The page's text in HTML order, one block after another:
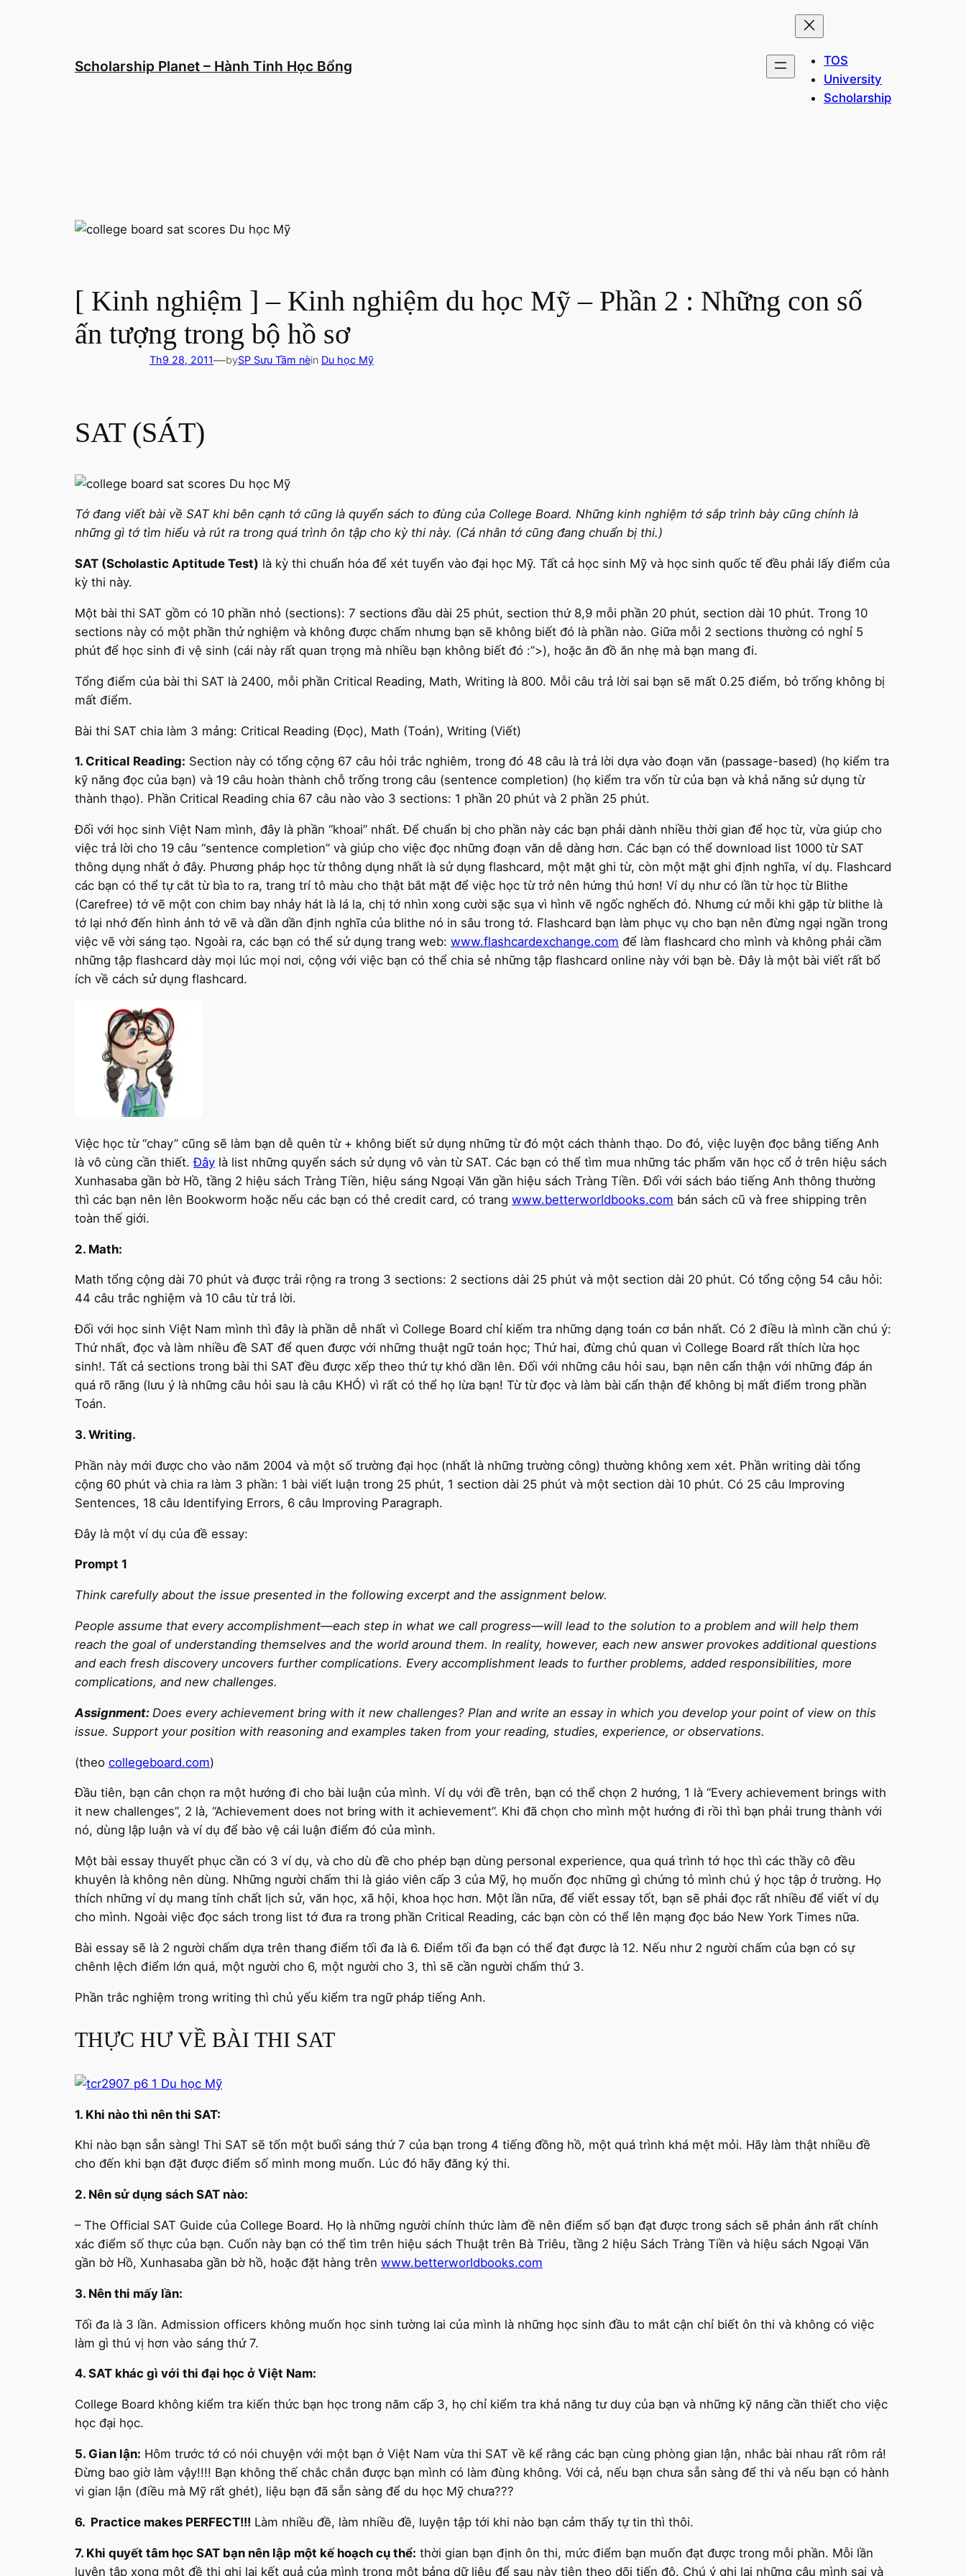
Scholarship Planet – Hành Tinh Học Bổng
TOS
University
Scholarship
[ Kinh nghiệm ] – Kinh nghiệm du học Mỹ – Phần 2 : Những con số
ấn tượng trong bộ hồ sơ
Th9 28, 2011—bySP Sưu Tầm nèin Du học Mỹ
SAT (SÁT)
Tớ đang viết bài về SAT khi bên cạnh tớ cũng là quyển sách to đùng của College Board. Những kinh nghiệm tớ sắp trình bày cũng chính là
những gì tớ tìm hiểu và rút ra trong quá trình ôn tập cho kỳ thi này. (Cá nhân tớ cũng đang chuẩn bị thi.)
SAT (Scholastic Aptitude Test) là kỳ thi chuẩn hóa để xét tuyển vào đại học Mỹ. Tất cả học sinh Mỹ và học sinh quốc tế đều phải lấy điểm của
kỳ thi này.
Một bài thi SAT gồm có 10 phần nhỏ (sections): 7 sections đầu dài 25 phút, section thứ 8,9 mỗi phần 20 phút, section dài 10 phút. Trong 10
sections này có một phần thử nghiệm và không được chấm nhưng bạn sẽ không biết đó là phần nào. Giữa mỗi 2 sections thường có nghỉ 5
phút để học sinh đi vệ sinh (cái này rất quan trọng mà nhiều bạn không biết đó :”>), hoặc ăn đồ ăn nhẹ mà bạn mang đi.
Tổng điểm của bài thi SAT là 2400, mỗi phần Critical Reading, Math, Writing là 800. Mỗi câu trả lời sai bạn sẽ mất 0.25 điểm, bỏ trống không bị
mất điểm.
Bài thi SAT chia làm 3 mảng: Critical Reading (Đọc), Math (Toán), Writing (Viết)
1. Critical Reading: Section này có tổng cộng 67 câu hỏi trắc nghiêm, trong đó 48 câu là trả lời dựa vào đoạn văn (passage-based) (họ kiểm tra
kỹ năng đọc của bạn) và 19 câu hoàn thành chỗ trống trong câu (sentence completion) (họ kiểm tra vốn từ của bạn và khả năng sử dụng từ
thành thạo). Phần Critical Reading chia 67 câu nào vào 3 sections: 1 phần 20 phút và 2 phần 25 phút.
Đối với học sinh Việt Nam mình, đây là phần “khoai” nhất. Để chuẩn bị cho phần này các bạn phải dành nhiều thời gian để học từ, vừa giúp cho
việc trả lời cho 19 câu “sentence completion” và giúp cho việc đọc những đoạn văn dễ dàng hơn. Các bạn có thể download list 1000 từ SAT
thông dụng nhất ở đây. Phương pháp học từ thông dụng nhất là sử dụng flashcard, một mặt ghi từ, còn một mặt ghi định nghĩa, ví dụ. Flashcard
các bạn có thể tự cắt từ bìa to ra, trang trí tô màu cho thật bắt mặt để việc học từ trở nên hứng thú hơn! Ví dụ như có lần từ học từ Blithe
(Carefree) tớ vẽ một con chim bay nhảy hát là lá la, chị tớ nhìn xong cười sặc sụa vì hình vẽ ngốc nghếch đó. Nhưng cứ mỗi khi gặp từ blithe là
tớ lại nhớ đến hình ảnh tớ vẽ và dần dần định nghĩa của blithe nó in sâu trong tớ. Flashcard bạn làm phục vụ cho bạn nên đừng ngại ngần trong
việc vẽ vời sáng tạo. Ngoài ra, các bạn có thể sử dụng trang web: www.flashcardexchange.com để làm flashcard cho mình và không phải cầm
những tập flashcard dày mọi lúc mọi nơi, cộng với việc bạn có thể chia sẻ những tập flashcard online này với bạn bè. Đây là một bài viết rất bổ
ích về cách sử dụng flashcard.
Việc học từ “chay” cũng sẽ làm bạn dễ quên từ + không biết sử dụng những từ đó một cách thành thạo. Do đó, việc luyện đọc bằng tiếng Anh
là vô cùng cần thiết.Đây là list những quyển sách sử dụng vô vàn từ SAT. Các bạn có thể tìm mua những tác phẩm văn học cổ ở trên hiệu sách
Xunhasaba gần bờ Hồ, tầng 2 hiệu sách Tràng Tiền, hiệu sáng Ngoại Văn gần hiệu sách Tràng Tiền. Đối với sách báo tiếng Anh thông thường
thì các bạn nên lên Bookworm hoặc nếu các bạn có thẻ credit card, có trang www.betterworldbooks.com bán sách cũ và free shipping trên
toàn thế giới.
2. Math:
Math tổng cộng dài 70 phút và được trải rộng ra trong 3 sections: 2 sections dài 25 phút và một section dài 20 phút. Có tổng cộng 54 câu hỏi:
44 câu trắc nghiệm và 10 câu từ trả lời.
Đối với học sinh Việt Nam mình thì đây là phần dễ nhất vì College Board chỉ kiếm tra những dạng toán cơ bản nhất. Có 2 điều là mình cần chú ý:
Thứ nhất, đọc và làm nhiều đề SAT để quen được với những thuật ngữ toán học; Thứ hai, đừng chủ quan vì College Board rất thích lừa học
sinh!. Tất cả sections trong bài thi SAT đều được xếp theo thứ tự khó dần lên. Đối với những câu hỏi sau, bạn nên cẩn thận với những đáp án
quá rõ rãng (lưu ý là những câu hỏi sau là câu KHÓ) vì rất có thể họ lừa bạn! Từ từ đọc và làm bài cẩn thận để không bị mất điểm trong phần
Toán.
3. Writing.
Phần này mới được cho vào năm 2004 và một số trường đại học (nhất là những trường công) thường không xem xét. Phần writing dài tổng
cộng 60 phút và chia ra làm 3 phần: 1 bài viết luận trong 25 phút, 1 section dài 25 phút và một section dài 10 phút. Có 25 câu Improving
Sentences, 18 câu Identifying Errors, 6 câu Improving Paragraph.
Đây là một ví dụ của đề essay:
Prompt 1
Think carefully about the issue presented in the following excerpt and the assignment below.
People assume that every accomplishment—each step in what we call progress—will lead to the solution to a problem and will help them
reach the goal of understanding themselves and the world around them. In reality, however, each new answer provokes additional questions
and each fresh discovery uncovers further complications. Every accomplishment leads to further problems, added responsibilities, more
complications, and new challenges.
Assignment: Does every achievement bring with it new challenges? Plan and write an essay in which you develop your point of view on this
issue. Support your position with reasoning and examples taken from your reading, studies, experience, or observations.
(theo collegeboard.com)
Đầu tiên, bạn cân chọn ra một hướng đi cho bài luận của mình. Ví dụ với đề trên, bạn có thể chọn 2 hướng, 1 là “Every achievement brings with
it new challenges”, 2 là, “Achievement does not bring with it achievement”. Khi đã chọn cho mình một hướng đi rồi thì bạn phải trung thành với
nó, dùng lập luận và ví dụ để bào vệ cái luận điểm đó của mình.
Một bài essay thuyết phục cần có 3 ví dụ, và cho dù đề cho phép bạn dùng personal experience, qua quá trình tớ học thì các thầy cô đều
khuyên là không nên dùng. Những người chấm thi là giáo viên cấp 3 của Mỹ, họ muốn đọc những gì chứng tỏ mình chú ý học tập ở trường. Họ
thích những ví dụ mang tính chất lịch sử, văn học, xã hội, khoa học hơn. Một lần nữa, để viết essay tốt, bạn sẽ phải đọc rất nhiều để viết ví dụ
cho mình. Ngoài việc đọc sách trong list tớ đưa ra trong phần Critical Reading, các bạn còn có thể lên mạng đọc báo New York Times nữa.
Bài essay sẽ là 2 người chấm dựa trên thang điểm tối đa là 6. Điểm tối đa bạn có thể đạt được là 12. Nếu như 2 người chấm của bạn có sự
chênh lệch điểm lớn quá, một người cho 6, một người cho 3, thì sẽ cần người chấm thứ 3.
Phần trắc nghiệm trong writing thì chủ yếu kiểm tra ngữ pháp tiếng Anh.
THỰC HƯ VỀ BÀI THI SAT
1. Khi nào thì nên thi SAT:
Khi nào bạn sẵn sàng! Thi SAT sẽ tốn một buối sáng thứ 7 của bạn trong 4 tiếng đồng hồ, một quá trình khá mệt mỏi. Hãy làm thật nhiều đề
cho đến khi bạn đặt được điểm số mình mong muốn. Lúc đó hãy đăng ký thi.
2. Nên sử dụng sách SAT nào:
– The Official SAT Guide của College Board. Họ là những người chính thức làm đề nên điểm số bạn đạt được trong sách sẽ phản ánh rất chính
xác điểm số thực của bạn. Cuốn này bạn có thể tìm trên hiệu sách Thuật trên Bà Triêu, tầng 2 hiệu Sách Tràng Tiền và hiệu sách Ngoại Văn
gần bờ Hồ, Xunhasaba gần bờ hồ, hoặc đặt hàng trên www.betterworldbooks.com
3. Nên thi mấy lần:
Tối đa là 3 lần. Admission officers không muốn học sinh tường lai của mình là những học sinh đầu to mắt cận chỉ biết ôn thi và không có việc
làm gì thú vị hơn vào sáng thứ 7.
4. SAT khác gì với thi đại học ở Việt Nam:
College Board không kiểm tra kiến thức bạn học trong năm cấp 3, họ chỉ kiểm tra khả năng tư duy của bạn và những kỹ năng cần thiết cho việc
học đại học.
5. Gian lận: Hôm trước tớ có nói chuyện với một bạn ở Việt Nam vừa thi SAT về kể rằng các bạn cùng phòng gian lận, nhắc bài nhau rất rôm rả!
Đừng bao giờ làm vậy!!!! Bạn không thế chắc chắn được bạn mình có làm đùng không. Với cả, nếu bạn chưa sẵn sàng để thi và nếu bạn có hành
vi gian lận (điều mà Mỹ rất ghét), liệu bạn đã sẵn sàng để du học Mỹ chưa???
6. Practice makes PERFECT!!! Làm nhiều đề, làm nhiều đề, luyện tập tới khi nào bạn cảm thấy tự tin thì thôi.
7. Khi quyết tâm học SAT bạn nên lập một kế hoạch cụ thể: thời gian bạn định ôn thi, mức điểm bạn muốn đạt được trong mỗi phần. Mỗi lần
luyện tập xong một đề thi ghi lại kết quả của mình trong một bảng dữ liệu để sau này tiện theo dõi tiến độ. Chú ý ghi lại những câu mình sai và